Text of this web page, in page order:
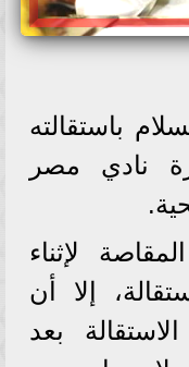
باستقالته
نادي مصر
لإثناء
إلا أن
بعد